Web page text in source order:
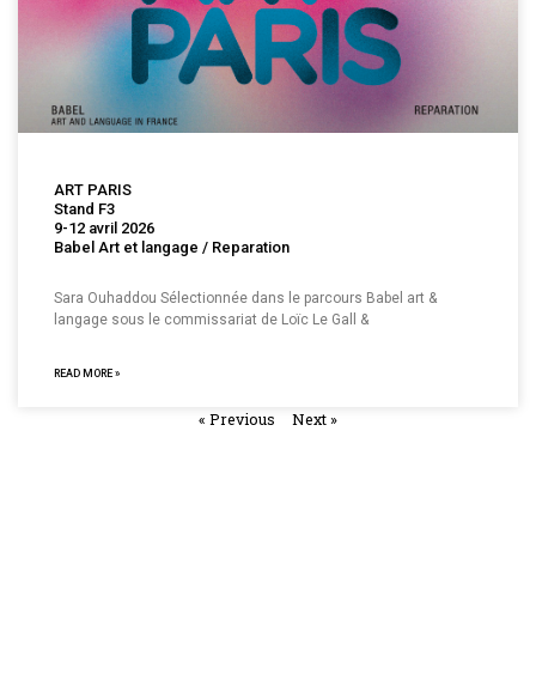
ART PARIS
Stand F3
9-12 avril 2026
Babel Art et langage / Reparation
Sara Ouhaddou Sélectionnée dans le parcours Babel art &
langage sous le commissariat de Loïc Le Gall &
READ MORE »
« Previous Next »